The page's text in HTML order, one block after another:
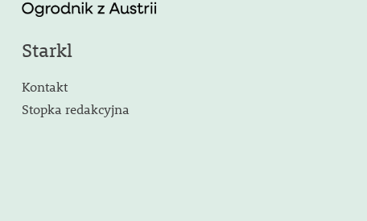
Starkl
Kontakt
Stopka redakcyjna